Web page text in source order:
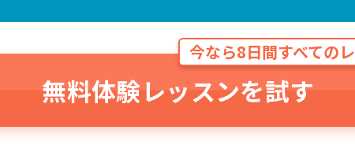
今なら8日間すべての
無料体験レッスンを試す